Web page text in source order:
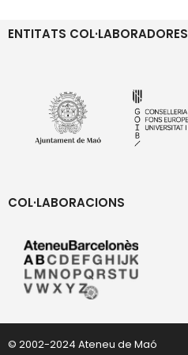
ENTITATS COL·LABORADORES
COL·LABORACIONS
© 2002-2024 Ateneu de Maó